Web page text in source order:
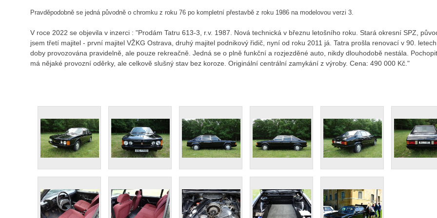
Pravděpodobně se jedná původně o chromku z roku 76 po kompletní přestavbě z roku 1986 na modelovou verzi 3.
V roce 2022 se objevila v inzerci : "Prodám Tatru 613-3, r.v. 1987. Nová technická v březnu letošního roku. Stará okresní SPZ,
jsem třetí majitel - první majitel VŽKG Ostrava, druhý majitel podnikový řidič, nyní od roku 2011 já. Tatra prošla renovací v 90.
doby provozována pravidelně, ale pouze rekreačně. Jedná se o plně funkční a rozjezděné auto, nikdy dlouhodobě nestála.
má nějaké provozní oděrky, ale celkově slušný stav bez koroze. Originální centrální zamykání z výroby. Cena: 490 000 Kč."